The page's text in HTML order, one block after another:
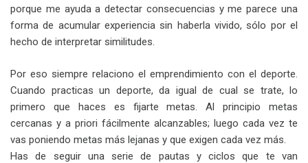
porque me ayuda a detectar consecuencias y me parece una
forma de acumular experiencia sin haberla vivido, sólo por el
hecho de interpretar similitudes.
Por eso siempre relaciono el emprendimiento con el deporte.
Cuando practicas un deporte, da igual de cual se trate, lo
primero que haces es fijarte metas. Al principio metas
cercanas y a priori fácilmente alcanzables; luego cada vez te
vas poniendo metas más lejanas y que exigen cada vez más.
Has de seguir una serie de pautas y ciclos que te van